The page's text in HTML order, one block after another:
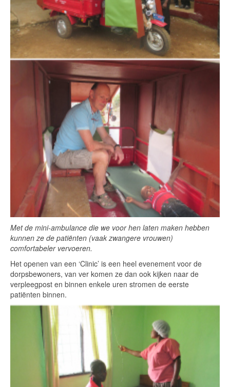
Met de mini-ambulance die we voor hen laten maken hebben
kunnen ze de patiënten (vaak zwangere vrouwen)
comfortabeler vervoeren.
Het openen van een ‘Clinic’ is een heel evenement voor de
dorpsbewoners, van ver komen ze dan ook kijken naar de
verpleegpost en binnen enkele uren stromen de eerste
patiënten binnen.